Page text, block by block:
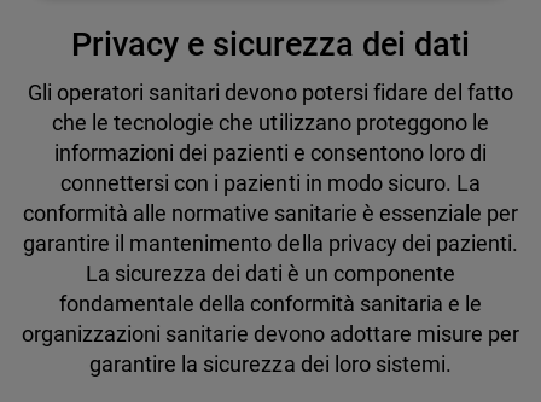
Privacy e sicurezza dei dati
Gli operatori sanitari devono potersi fidare del fatto
che le tecnologie che utilizzano proteggono le
informazioni dei pazienti e consentono loro di
connettersi con i pazienti in modo sicuro. La
conformità alle normative sanitarie è essenziale per
garantire il mantenimento della privacy dei pazienti.
La sicurezza dei dati è un componente
fondamentale della conformità sanitaria e le
organizzazioni sanitarie devono adottare misure per
garantire la sicurezza dei loro sistemi.